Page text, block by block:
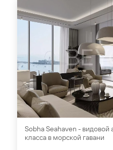
Sobha Seahaven -
класса в морской гавани